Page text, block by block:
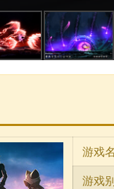
游戏
游戏